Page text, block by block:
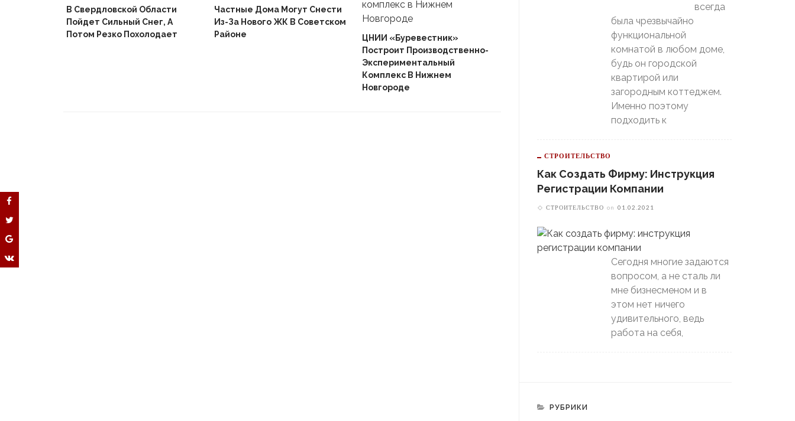
В Свердловской Области
Пойдет Сильный Снег, А
Потом Резко Похолодает
Частные Дома Могут Снести
Из-За Нового ЖК В Советском
Районе
ЦНИИ «Буревестник»
Построит Производственно-
Экспериментальный
Комплекс В Нижнем
Новгороде
«Автомобилист» Вышел В
Плей-Офф, Даже Не Доиграв
В Свердловской Области
Пойдет Сильный Снег, А
Потом Резко Похолодает
всегда
была чрезвычайно
функциональной
комнатой в любом доме,
будь он городской
квартирой или
загородным коттеджем.
Именно поэтому
подходить к
СТРОИТЕЛЬСТВО
Как Создать Фирму: Инструкция
Регистрации Компании
СТРОИТЕЛЬСТВО on 01.02.2021
Сегодня многие задаются
вопросом, а не сталь ли
мне бизнесменом и в
этом нет ничего
удивительного, ведь
работа на себя,
РУБРИКИ